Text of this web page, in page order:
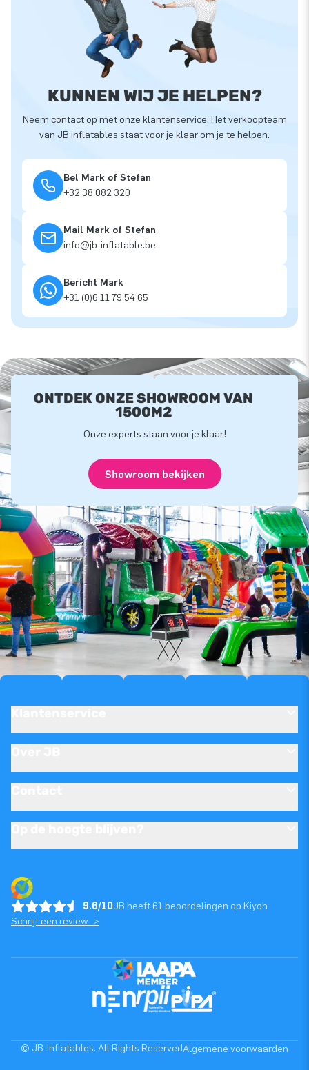
KUNNEN WIJ JE HELPEN?
Neem contact op met onze klantenservice. Het verkoopteam
van JB inflatables staat voor je klaar om je te helpen.
Bel Mark of Stefan
+32 38 082 320
Mail Mark of Stefan
info@jb-inflatable.be
Bericht Mark
+31 (0)6 11 79 54 65
ONTDEK ONZE SHOWROOM VAN
1500M2
Onze experts staan voor je klaar!
Showroom bekijken
9.6/10JB heeft 61 beoordelingen op Kiyoh
Schrijf een review ->
© JB-Inflatables. All Rights ReservedAlgemene voorwaarden